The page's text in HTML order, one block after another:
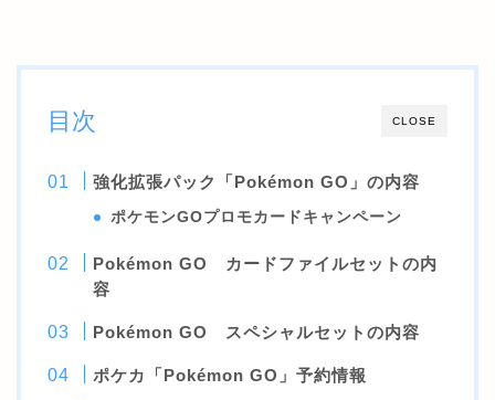
CLOSE
目次
強化拡張パック「Pokémon GO」の内容
ポケモンGOプロモカードキャンペーン
Pokémon GO カードファイルセットの内
容
Pokémon GO スペシャルセットの内容
ポケカ「Pokémon GO」予約情報